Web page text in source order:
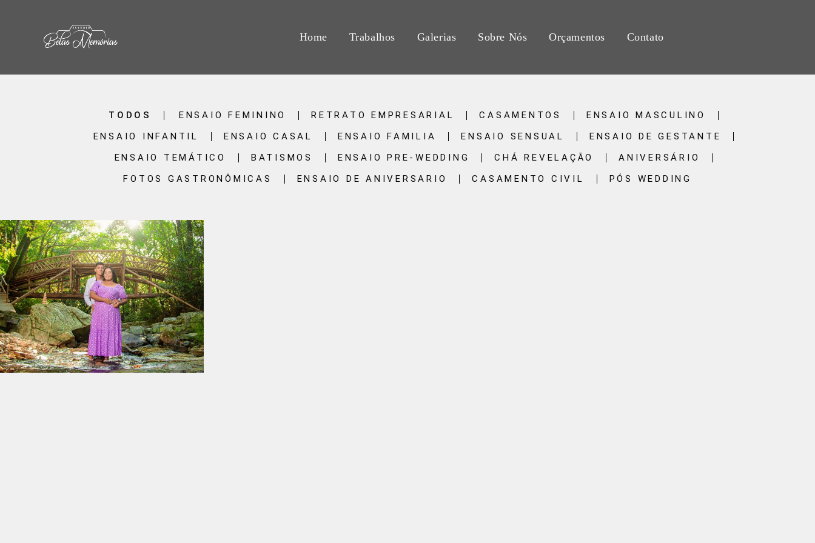
Home Trabalhos Galerias Sobre Nós Orçamentos Contato
TODOS ENSAIO FEMININO RETRATO EMPRESARIAL CASAMENTOS
ENSAIO MASCULINO
ENSAIO INFANTIL
ENSAIO CASAL ENSAIO FAMILIA ENSAIO SENSUAL
ENSAIO DE GESTANTE
ENSAIO TEMÁTICO
BATISMOS ENSAIO PRE-WEDDING CHÁ REVELAÇÃO
ANIVERSÁRIO
FOTOS GASTRONÔMICAS
ENSAIO DE ANIVERSARIO CASAMENTO CIVIL PÓS WEDDING
589 0